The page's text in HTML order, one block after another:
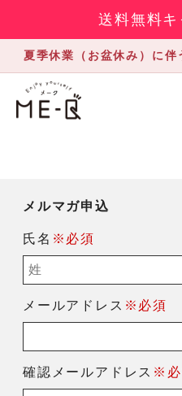
送料無料
夏季休業（お盆休み）に
メルマガ申込
氏名 ※必須
メールアドレス ※必須
確認メールアドレス ※必